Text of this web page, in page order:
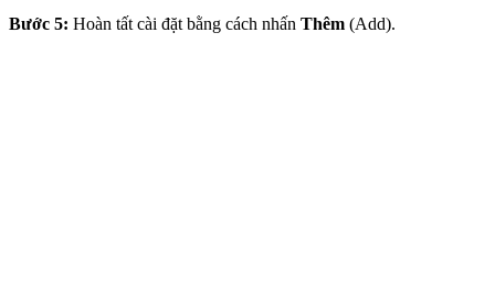
Bước 5: Hoàn tất cài đặt bằng cách nhấn Thêm (Add).